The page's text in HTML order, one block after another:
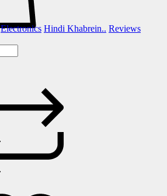
Electronics Hindi Khabrein.. Reviews